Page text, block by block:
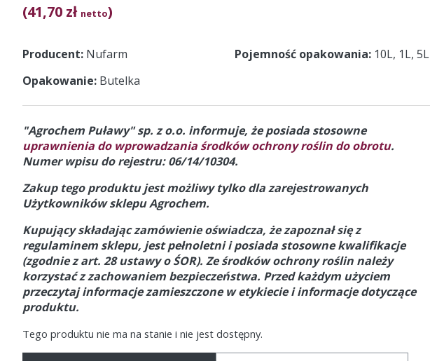
(41,70 zł netto)
Producent Nufarm
Opakowanie Butelka
Pojemność opakowania 10L, 1L, 5L
"Agrochem Puławy" sp. z o.o. informuje, że posiada stosowne
uprawnienia do wprowadzania środków ochrony roślin do obrotu.
Numer wpisu do rejestru: 06/14/10304.
Zakup tego produktu jest możliwy tylko dla zarejestrowanych
Użytkowników sklepu Agrochem.
Kupujący składając zamówienie oświadcza, że zapoznał się z
regulaminem sklepu, jest pełnoletni i posiada stosowne kwalifikacje
(zgodnie z art. 28 ustawy o ŚOR). Ze środków ochrony roślin należy
korzystać z zachowaniem bezpieczeństwa. Przed każdym użyciem
przeczytaj informacje zamieszczone w etykiecie i informacje dotyczące
produktu.
Tego produktu nie ma na stanie i nie jest dostępny.